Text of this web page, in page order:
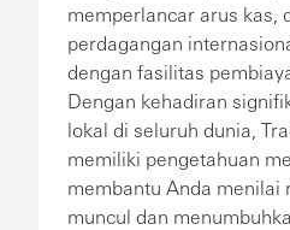
memperlancar arus kas,
perdagangan
dengan fasilitas
Dengan kehadiran
lokal di seluruh dunia,
memiliki pengetahuan
membantu Anda menilai
muncul dan